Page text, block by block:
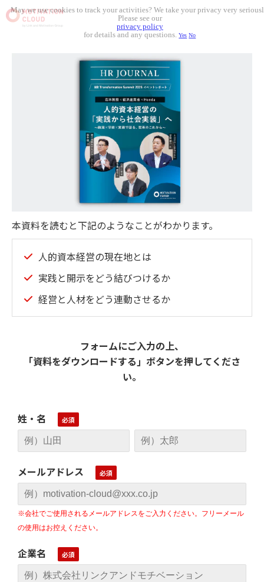
本資料を読むと下記のようなことがわかります。
人的資本経営の現在地とは
実践と開示をどう結びつけるか
経営と人材をどう連動させるか
フォームにご入力の上、
「資料をダウンロードする」ボタンを押してくださ
い。
姓・名
メールアドレス
※会社でご使用されるメールアドレスをご入力ください。フリーメール
の使用はお控えください。
企業名
May we use cookies to track your activities? We take your privacy very
Please see our
privacy policy
for details and any questions.Yes No